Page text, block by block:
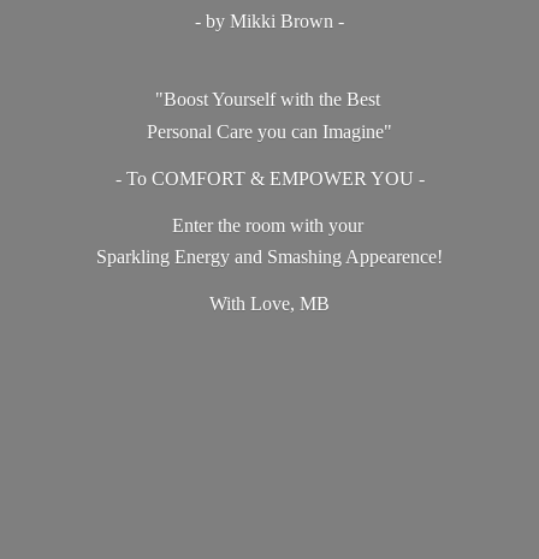
- by Mikki Brown -
"Boost Yourself with the Best
Personal Care you can Imagine"
- To COMFORT & EMPOWER YOU -
Enter the room with your
Sparkling Energy and Smashing Appearence!
With Love, MB